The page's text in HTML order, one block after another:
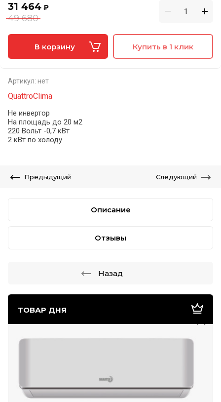
ТОВАР ДНЯ
31 464 ₽
49 680
В корзину Купить в 1 клик
Артикул: нет
QuattroClima
Не инвертор
На площадь до 20 м2
220 Вольт -0,7 кВт
2 кВт по холоду
Предыдущий Следующий
Описание
Отзывы
Назад